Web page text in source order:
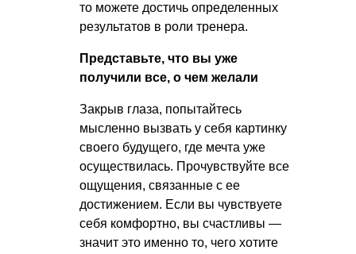
то можете достичь определенных
результатов в роли тренера.
Представьте, что вы уже
получили все, о чем желали
Закрыв глаза, попытайтесь
мысленно вызвать у себя картинку
своего будущего, где мечта уже
осуществилась. Прочувствуйте все
ощущения, связанные с ее
достижением. Если вы чувствуете
себя комфортно, вы счастливы —
значит это именно то, чего хотите